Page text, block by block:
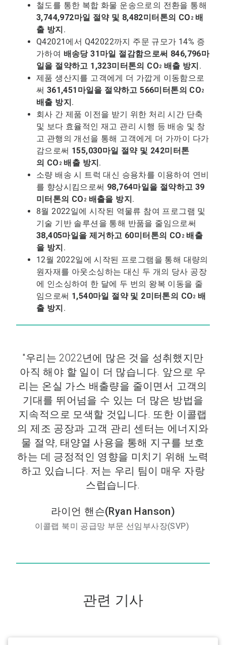
철도를 통한 복합 화물 운송으로의 전환을 통해
3,744,972마일 절약 및 8,482미터톤의 CO 2 배
출 방지 .
Q42021에서 Q42022까지 주문 규모가 14% 증
가하여 배송당 31마일 절감함으로써 846,796마
일을 절약하고 1,323미터톤의 CO 2 배출 방지 .
제품 생산지를 고객에게 더 가깝게 이동함으로
써 361,451마일을 절약하고 566미터톤의 CO 2
배출 방지 .
회사 간 제품 이전을 받기 위한 처리 시간 단축
및 보다 효율적인 재고 관리 시행 등 배송 및 창
고 관행의 개선을 통해 고객에게 더 가까이 다가
감으로써 155,030마일 절약 및 242미터톤
의 CO 2 배출 방지 .
소량 배송 시 트럭 대신 승용차를 이용하여 연비
를 향상시킴으로써 98,764마일을 절약하고 39
미터톤의 CO 2 배출을 방지 .
8월 2022일에 시작된 역물류 참여 프로그램 및
기술 기반 솔루션을 통해 반품을 줄임으로써
38,405마일을 제거하고 60미터톤의 CO 2 배출
을 방지 .
12월 2022일에 시작된 프로그램을 통해 대량의
원자재를 아웃소싱하는 대신 두 개의 당사 공장
에 인소싱하여 한 달에 두 번의 왕복 이동을 줄
임으로써 1,540마일 절약 및 2미터톤의 CO 2 배
출 방지 .
"우리는 2022년에 많은 것을 성취했지만
아직 해야 할 일이 더 많습니다. 앞으로 우
리는 온실 가스 배출량을 줄이면서 고객의
기대를 뛰어넘을 수 있는 더 많은 방법을
지속적으로 모색할 것입니다. 또한 이콜랩
의 제조 공장과 고객 관리 센터는 에너지와
물 절약, 태양열 사용을 통해 지구를 보호
하는 데 긍정적인 영향을 미치기 위해 노력
하고 있습니다. 저는 우리 팀이 매우 자랑
스럽습니다.
라이언 핸슨(Ryan Hanson)
이콜랩 북미 공급망 부문 선임부사장(SVP)
관련 기사